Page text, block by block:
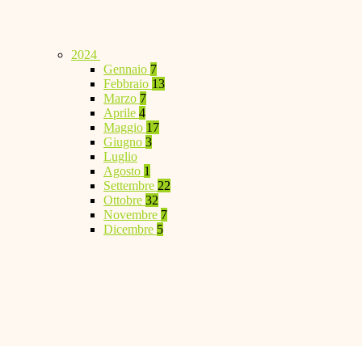
2024
Gennaio 7
Febbraio 13
Marzo 7
Aprile 4
Maggio 17
Giugno 3
Luglio
Agosto 1
Settembre 22
Ottobre 32
Novembre 7
Dicembre 5